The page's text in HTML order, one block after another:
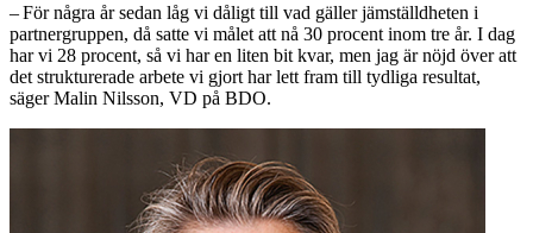
– För några år sedan låg vi dåligt till vad gäller jämställdheten i
partnergruppen, då satte vi målet att nå 30 procent inom tre år. I dag
har vi 28 procent, så vi har en liten bit kvar, men jag är nöjd över att
det strukturerade arbete vi gjort har lett fram till tydliga resultat,
säger Malin Nilsson, VD på BDO.